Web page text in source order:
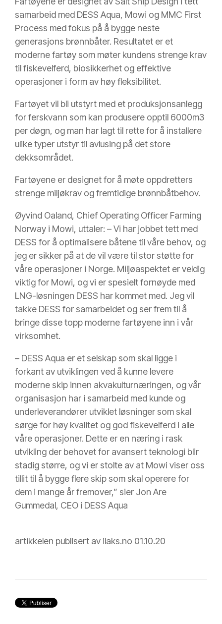
samarbeid med DESS Aqua, Mowi og MMC First
Process med fokus på å bygge neste
generasjons brønnbåter. Resultatet er et
moderne fartøy som møter kundens strenge krav
til fiskevelferd, biosikkerhet og effektive
operasjoner i form av høy fleksibilitet.
Fartøyet vil bli utstyrt med et produksjonsanlegg
for ferskvann som kan produsere opptil 6000m3
per døgn, og man har lagt til rette for å installere
ulike typer utstyr til avlusing på det store
dekksområdet.
Fartøyene er designet for å møte oppdretters
strenge miljøkrav og fremtidige brønnbåtbehov.
Øyvind Oaland, Chief Operating Officer Farming
Norway i Mowi, uttaler: – Vi har jobbet tett med
DESS for å optimalisere båtene til våre behov, og
jeg er sikker på at de vil være til stor støtte for
våre operasjoner i Norge. Miljøaspektet er veldig
viktig for Mowi, og vi er spesielt fornøyde med
LNG-løsningen DESS har kommet med. Jeg vil
takke DESS for samarbeidet og ser frem til å
bringe disse topp moderne fartøyene inn i vår
virksomhet.
– DESS Aqua er et selskap som skal ligge i
forkant av utviklingen ved å kunne levere
moderne skip innen akvakulturnæringen, og vår
organisasjon har i samarbeid med kunde og
underleverandører utviklet løsninger som skal
sørge for høy kvalitet og god fiskevelferd i alle
våre operasjoner. Dette er en næring i rask
utvikling der behovet for avansert teknologi blir
stadig større, og vi er stolte av at Mowi viser oss
tillit til å bygge flere skip som skal operere for
dem i mange år fremover,” sier Jon Are
Gummedal, CEO i DESS Aqua
artikkelen publisert av ilaks.no 01.10.20